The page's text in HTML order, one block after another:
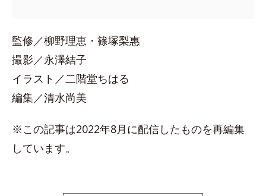
監修／柳野理恵・篠塚梨惠
撮影／永澤結子
イラスト／二階堂ちはる
編集／清水尚美
※この記事は2022年8月に配信したものを再編集
しています。